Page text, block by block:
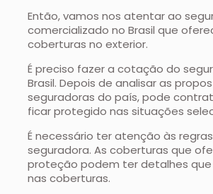
Então, vamos nos atentar ao
comercializado no Brasil que
coberturas no exterior.
É preciso fazer a cotação do
Brasil. Depois de analisar as
seguradoras do país, pode
ficar protegido nas situações
É necessário ter atenção às
seguradora. As coberturas que
proteção podem ter detalhes que
nas coberturas.